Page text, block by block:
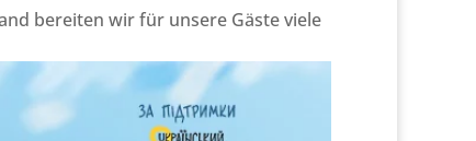
bereiten wir für unsere Gäste viele